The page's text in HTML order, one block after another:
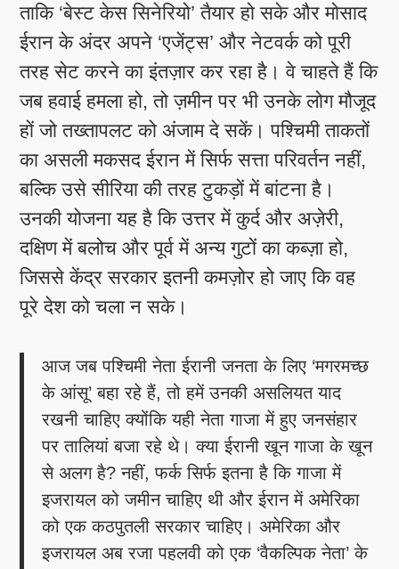
ताकि ‘बेस्ट केस सिनेरियो’ तैयार हो सके और मोसाद
ईरान के अंदर अपने ‘एजेंट्स’ और नेटवर्क को पूरी
तरह सेट करने का इंतज़ार कर रहा है। वे चाहते हैं कि
जब हवाई हमला हो, तो ज़मीन पर भी उनके लोग मौजूद
हों जो तख्तापलट को अंजाम दे सकें। पश्चिमी ताकतों
का असली मकसद ईरान में सिर्फ सत्ता परिवर्तन नहीं,
बल्कि उसे सीरिया की तरह टुकड़ों में बांटना है।
उनकी योजना यह है कि उत्तर में कुर्द और अज़ेरी,
दक्षिण में बलोच और पूर्व में अन्य गुटों का कब्ज़ा हो,
जिससे केंद्र सरकार इतनी कमज़ोर हो जाए कि वह
पूरे देश को चला न सके।
आज जब पश्चिमी नेता ईरानी जनता के लिए ‘मगरमच्छ
के आंसू’ बहा रहे हैं, तो हमें उनकी असलियत याद
रखनी चाहिए क्योंकि यही नेता गाजा में हुए जनसंहार
पर तालियां बजा रहे थे। क्या ईरानी खून गाजा के खून
से अलग है? नहीं, फर्क सिर्फ इतना है कि गाजा में
इजरायल को जमीन चाहिए थी और ईरान में अमेरिका
को एक कठपुतली सरकार चाहिए। अमेरिका और
इजरायल अब रजा पहलवी को एक ‘वैकल्पिक नेता’ के